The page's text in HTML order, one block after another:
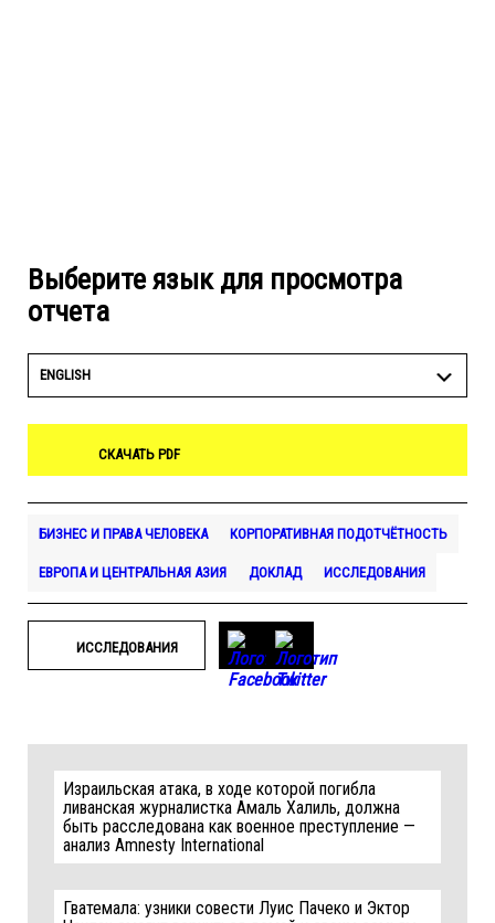
Выберите язык для просмотра
отчета
ENGLISH
СКАЧАТЬ PDF
БИЗНЕС И ПРАВА ЧЕЛОВЕКА КОРПОРАТИВНАЯ ПОДОТЧЁТНОСТЬ
ЕВРОПА И ЦЕНТРАЛЬНАЯ АЗИЯ ДОКЛАД ИССЛЕДОВАНИЯ
ИССЛЕДОВАНИЯ
Израильская атака, в ходе которой погибла
ливанская журналистка Амаль Халиль, должна
быть расследована как военное преступление —
анализ Amnesty International
Гватемала: узники совести Луис Пачеко и Эктор